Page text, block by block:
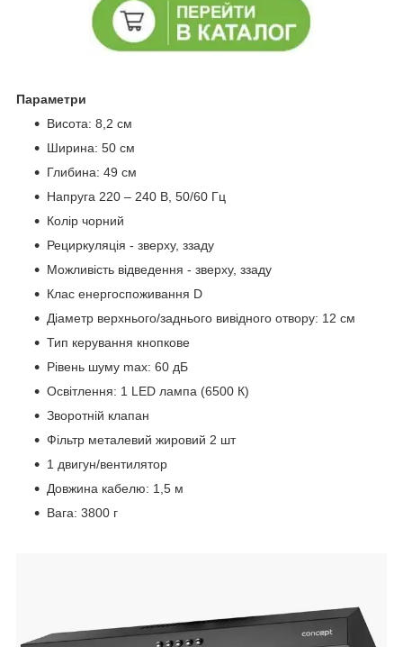
Параметри
Висота: 8,2 см
Ширина: 50 см
Глибина: 49 см
Напруга 220 – 240 В, 50/60 Гц
Колір чорний
Рециркуляція - зверху, ззаду
Можливість відведення - зверху, ззаду
Клас енергоспоживання D
Діаметр верхнього/заднього вивідного отвору: 12 см
Тип керування кнопкове
Рівень шуму max: 60 дБ
Освітлення: 1 LED лампа (6500 К)
Зворотній клапан
Фільтр металевий жировий 2 шт
1 двигун/вентилятор
Довжина кабелю: 1,5 м
Вага: 3800 г